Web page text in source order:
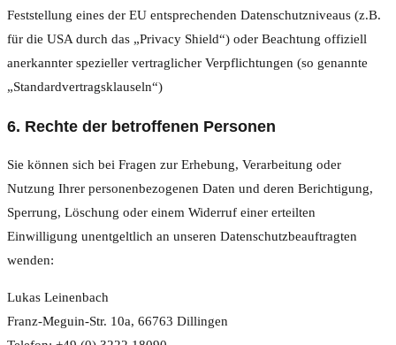
Feststellung eines der EU entsprechenden Datenschutzniveaus (z.B.
für die USA durch das „Privacy Shield“) oder Beachtung offiziell
anerkannter spezieller vertraglicher Verpflichtungen (so genannte
„Standardvertragsklauseln“)
6. Rechte der betroffenen Personen
Sie können sich bei Fragen zur Erhebung, Verarbeitung oder
Nutzung Ihrer personenbezogenen Daten und deren Berichtigung,
Sperrung, Löschung oder einem Widerruf einer erteilten
Einwilligung unentgeltlich an unseren Datenschutzbeauftragten
wenden:
Lukas Leinenbach
Franz-Meguin-Str. 10a, 66763 Dillingen